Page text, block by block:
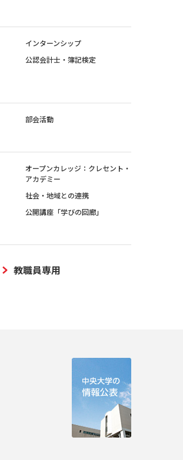
インターンシップ
公認会計士・簿記検定
部会活動
オープンカレッジ：クレセント・
アカデミー
社会・地域との連携
公開講座「学びの回廊」
教職員専用